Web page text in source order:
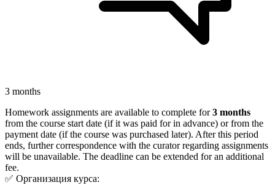
3 months
Homework assignments are available to complete for3 months
from the course start date (if it was paid for in advance) or from the
payment date (if the course was purchased later). After this period
ends, further correspondence with the curator regarding assignments
will be unavailable. The deadline can be extended for an additional
fee.
✅ Организация курса: